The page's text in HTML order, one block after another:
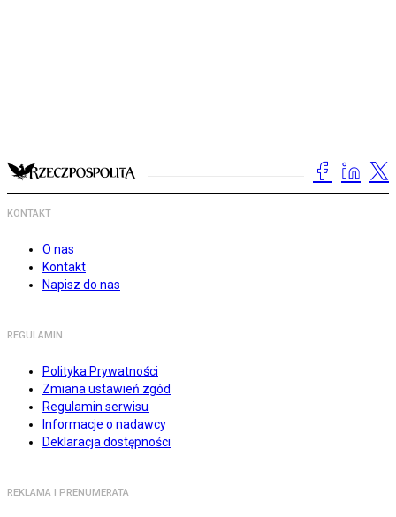
KONTAKT
O nas
Kontakt
Napisz do nas
REGULAMIN
Polityka Prywatności
Zmiana ustawień zgód
Regulamin serwisu
Informacje o nadawcy
Deklaracja dostępności
REKLAMA I PRENUMERATA